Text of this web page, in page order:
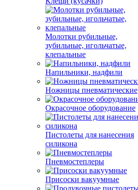
Молотки рубильные,
зубильные, игольчатые,
клепальные
Напильники, надфили
Ножницы пневматические
Окрасочное оборудование
Пистолеты для нанесения
силикона
Пневмостеплеры
Присоски вакуумные